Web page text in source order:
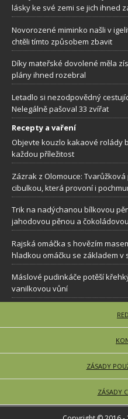
lásky ke své zemi se jich ihned
Novorozené miminko našli v
chtěli tímto způsobem zbavit
Díky mateřské dovolené měla
plány ihned rozebral
Letadlo si nezodpovědný
Nelegálně pašoval 33 zvířat
Recepty a vaření
Objevte kouzlo kakaové rolády
každou příležitost
Zázrak z Olomouce:
cibulkou, která provoní i
Trik na nadýchanou bílkovou
jahodovou pěnou a
Rajská omáčka s hovězím
hladkou omáčku se základem v
Máslové pudinkáče potěší
vanilkovou vůní
ZÁSADY
ZÁSADY